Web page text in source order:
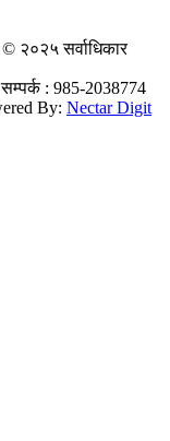
© २०२५ सर्वाधिकार
सम्पर्क : 985-2038774
By: Nectar Digit